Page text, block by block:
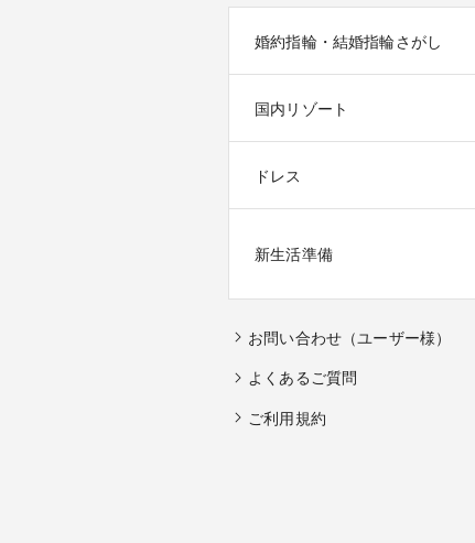
婚約指輪・結婚指輪さがし
国内リゾート
ドレス
新生活準備
お問い合わせ（ユーザー様）
よくあるご質問
ご利用規約